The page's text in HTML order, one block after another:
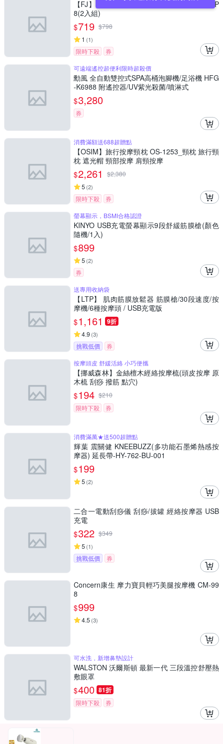
【FJ】智能USB多檔位液晶加熱拔罐刮痧儀CP
8(2入組)
$719 $798
1 (1)
限時下殺
券
可遠端遙控超便利限時超殺價
勳風 全自動雙控式SPA高桶泡腳機/足浴機 HFG
-K6988 附遙控器/UV紫光殺菌/噴淋式
$3,280
券
消費滿額送688超贈點
【OSIM】旅行按摩頸枕 OS-1253_頸枕 旅行頸
枕 遮光帽 頸部按摩 肩頸按摩
$2,261 $2,380
5 (2)
限時下殺
券
螢幕顯示，BSMI合格認證
KINYO USB充電螢幕顯示9段舒緩筋膜槍(顏色
隨機/1入)
$899
5 (2)
券
送專用收納袋
【LTP】 肌肉筋膜放鬆器 筋膜槍/30段速度/按
摩機/6種按摩頭 / USB充電版
$1,161 9折
4.9 (3)
挑戰低價
券
按摩頭皮 舒緩活絡 小巧便攜
【挪威森林】金絲檀木經絡按摩梳(頭皮按摩 原
木梳 刮痧 撥筋 點穴)
$194 $210
限時下殺
券
消費滿萬★送500超贈點
輝葉 震關健 KNEEBUZZ(多功能石墨烯熱感按
摩器) 延長帶-HY-762-BU-001
$199
5 (2)
二合一電動刮痧儀 刮痧/拔罐 經絡按摩器 USB
充電
$322 $349
5 (1)
挑戰低價 券
Concern康生 摩力寶貝輕巧美腿按摩機 CM-99
8
$999
4.5 (3)
可水洗，新增鼻墊設計
WALSTON 沃爾斯頓 最新一代 三段溫控舒壓熱
敷眼罩
$400 81折
限時下殺 券